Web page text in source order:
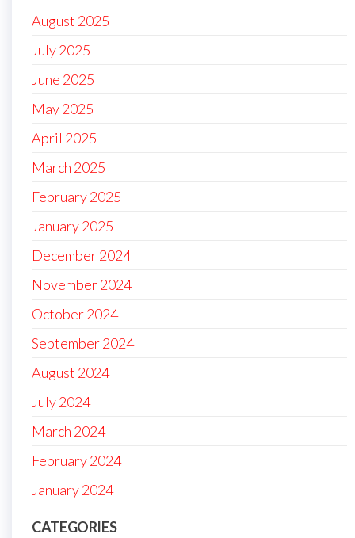
August 2025
July 2025
June 2025
May 2025
April 2025
March 2025
February 2025
January 2025
December 2024
November 2024
October 2024
September 2024
August 2024
July 2024
March 2024
February 2024
January 2024
CATEGORIES